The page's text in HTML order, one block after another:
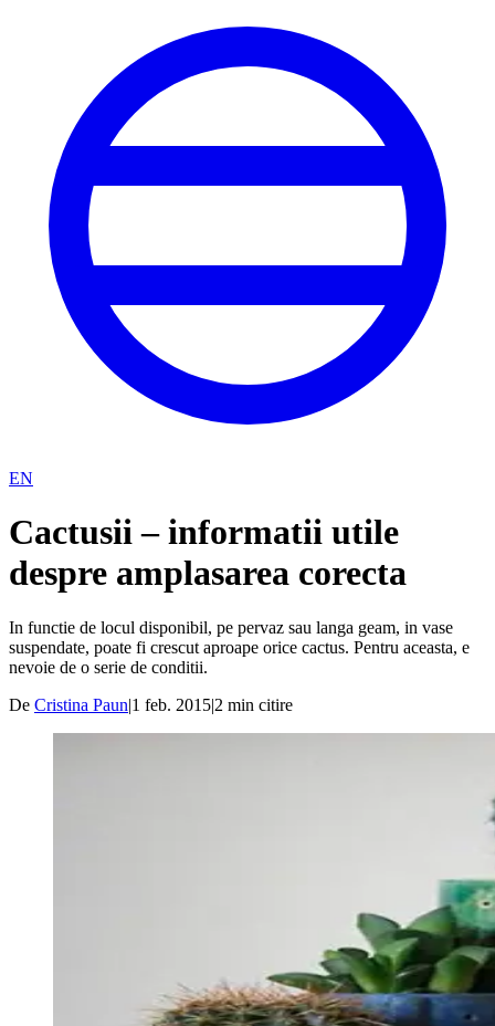
EN
Cactusii – informatii utile
despre amplasarea corecta
In functie de locul disponibil, pe pervaz sau langa geam, in vase
suspendate, poate fi crescut aproape orice cactus. Pentru aceasta, e
nevoie de o serie de conditii.
De Cristina Paun|1 feb. 2015|2 min citire